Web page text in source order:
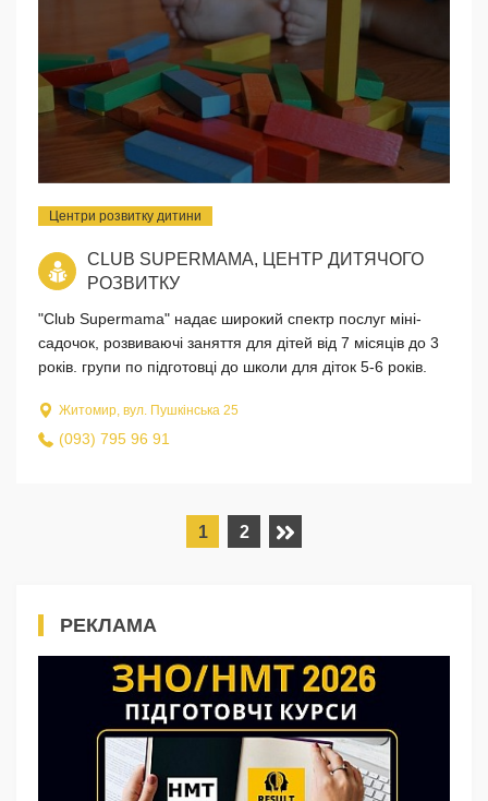
Центри розвитку дитини
CLUB SUPERMAMA, ЦЕНТР ДИТЯЧОГО
РОЗВИТКУ
"Club Supermama" надає широкий спектр послуг міні-
садочок, розвиваючі заняття для дітей від 7 місяців до 3
років. групи по підготовці до школи для діток 5-6 років.
Житомир, вул. Пушкінська 25
(093) 795 96 91
1 2
РЕКЛАМА